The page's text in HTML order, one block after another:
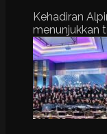
Kehadiran
menunjukkan